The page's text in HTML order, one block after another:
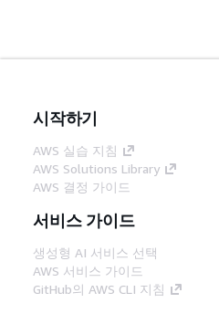
시작하기
AWS 실습 지침
AWS Solutions Library
AWS 결정 가이드
서비스 가이드
생성형 AI 서비스 선택
AWS 서비스 가이드
GitHub의 AWS CLI 지침